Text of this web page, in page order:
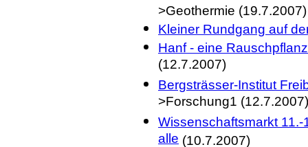
>Geothermie (19.7.2007)
Kleiner Rundgang auf
Hanf - eine
(12.7.2007)
Bergsträsser-Institut
>Forschung1 (12.7.2007)
Wissenschaftsmarkt
alle (10.7.2007)